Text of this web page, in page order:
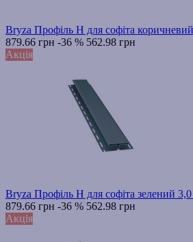
Bryza Профіль H для софіта
879.66 грн -36 % 562.98 грн
Акція
Bryza Профіль H для софіта зелений
879.66 грн -36 % 562.98 грн
Акція